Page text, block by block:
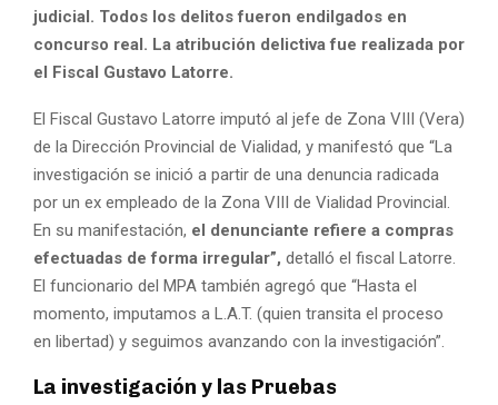
judicial. Todos los delitos fueron endilgados en
concurso real. La atribución delictiva fue realizada por
el Fiscal Gustavo Latorre.
El Fiscal Gustavo Latorre imputó al jefe de Zona VIII (Vera)
de la Dirección Provincial de Vialidad, y manifestó que “La
investigación se inició a partir de una denuncia radicada
por un ex empleado de la Zona VIII de Vialidad Provincial.
En su manifestación, el denunciante refiere a compras
efectuadas de forma irregular”, detalló el fiscal Latorre.
El funcionario del MPA también agregó que “Hasta el
momento, imputamos a L.A.T. (quien transita el proceso
en libertad) y seguimos avanzando con la investigación”.
La investigación y las Pruebas